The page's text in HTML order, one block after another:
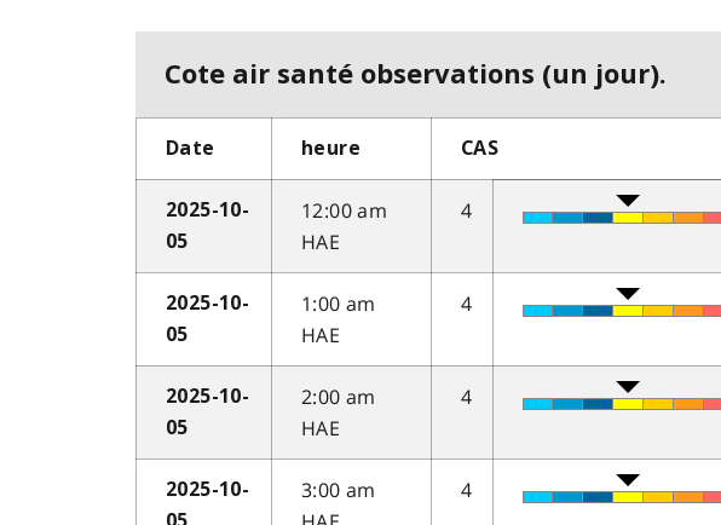
Cote air santé observations (un jour).
Date heure CAS
2025-10-
05
12:00 am
HAE
4
2025-10-
05
1:00 am
HAE
4
2025-10-
05
2:00 am
HAE
4
2025-10-
3:00 am
4